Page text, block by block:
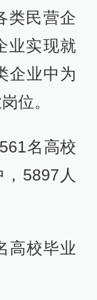
类民营企
业实现就
企业中为
位。
名高校
5897人
高校毕业